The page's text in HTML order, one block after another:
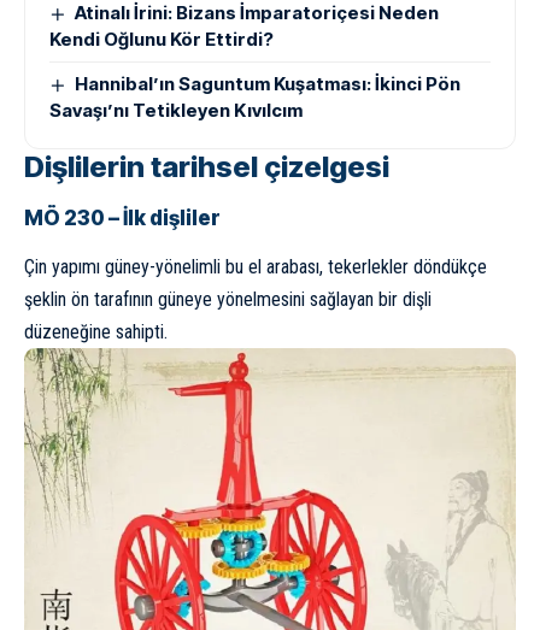
Atinalı İrini: Bizans İmparatoriçesi Neden
Kendi Oğlunu Kör Ettirdi?
Hannibal’ın Saguntum Kuşatması: İkinci Pön
Savaşı’nı Tetikleyen Kıvılcım
Dişlilerin tarihsel çizelgesi
MÖ 230 – İlk dişliler
Çin yapımı güney-yönelimli bu el arabası, tekerlekler döndükçe
şeklin ön tarafının güneye yönelmesini sağlayan bir dişli
düzeneğine sahipti.